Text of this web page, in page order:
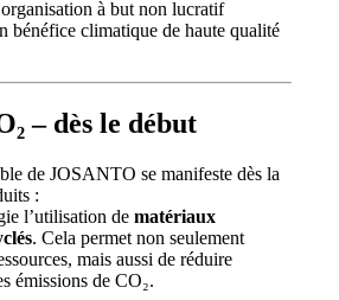
à but non lucratif
bénéfice climatique de haute qualité
– dès le début
de JOSANTO se manifeste dès la
:
l’utilisation dematériaux
. Cela permet non seulement
mais aussi de réduire
émissions de CO₂.